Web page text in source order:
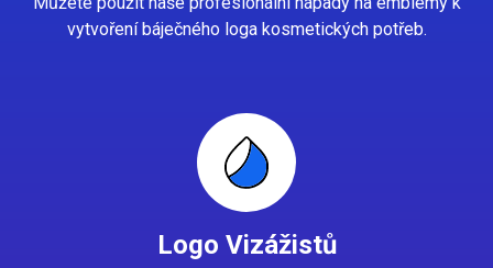
vytvoření báječného loga kosmetických potřeb.
Logo Vizážistů